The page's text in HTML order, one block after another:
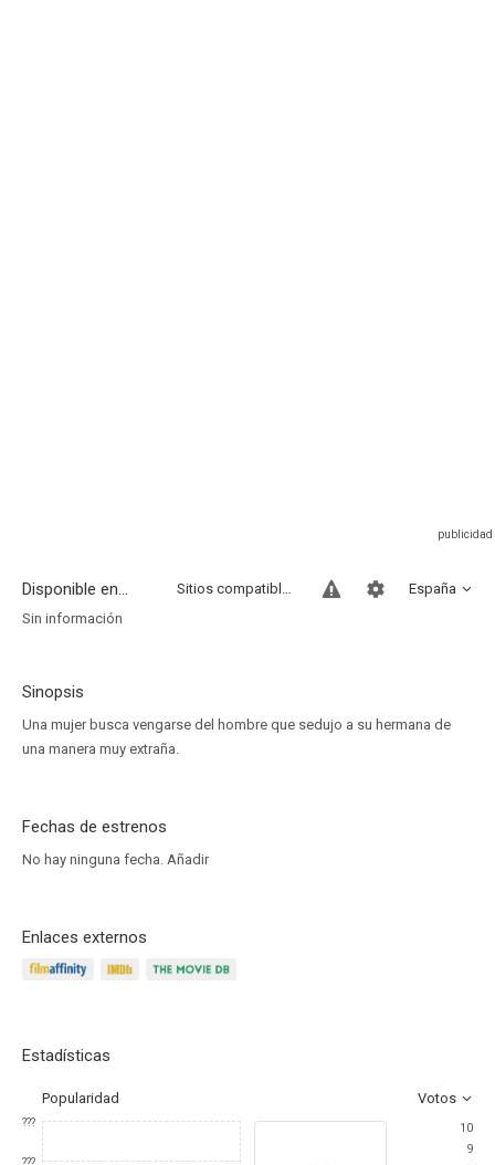
Disponible en... España
Sitios compatibles
Sin información
Sinopsis
Una mujer busca vengarse del hombre que sedujo a su hermana de
una manera muy extraña.
Fechas de estrenos
No hay ninguna fecha. Añadir
Enlaces externos
Estadísticas
Popularidad Votos
???
???
10
9